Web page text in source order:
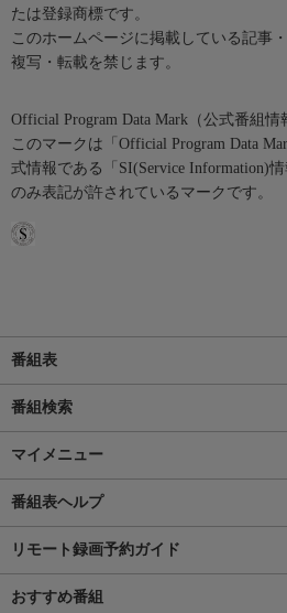
たは登録商標です。
このホームページに掲載している記事
複写・転載を禁じます。
Official Program Data Mark（公式番組情
このマークは「Official Program Data
式情報である「SI(Service Information)
のみ表記が許されているマークです。
番組表
番組検索
マイメニュー
番組表ヘルプ
リモート録画予約ガイド
おすすめ番組